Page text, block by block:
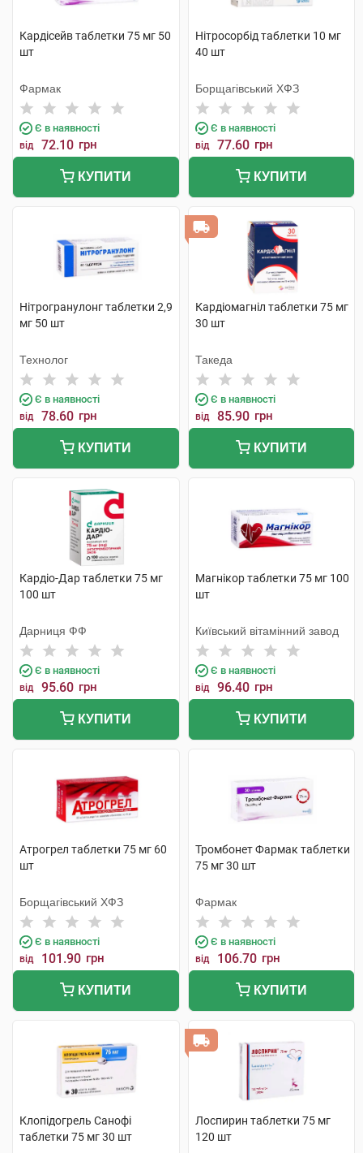
Кардісейв таблетки 75 мг 50
шт
Фармак
Є в наявності
від 72.10 грн
КУПИТИ
Нітросорбід таблетки 10 мг
40 шт
Борщагівський ХФЗ
Є в наявності
від 77.60 грн
КУПИТИ
Нітрогранулонг таблетки 2,9
мг 50 шт
Технолог
Є в наявності
від 78.60 грн
КУПИТИ
Кардіомагніл таблетки 75 мг
30 шт
Такеда
Є в наявності
від 85.90 грн
КУПИТИ
Кардіо-Дар таблетки 75 мг
100 шт
Дарниця ФФ
Є в наявності
від 95.60 грн
КУПИТИ
Магнікор таблетки 75 мг 100
шт
Київський вітамінний завод
Є в наявності
від 96.40 грн
КУПИТИ
Атрогрел таблетки 75 мг 60
шт
Борщагівський ХФЗ
Є в наявності
від 101.90 грн
КУПИТИ
Тромбонет Фармак таблетки
75 мг 30 шт
Фармак
Є в наявності
від 106.70 грн
КУПИТИ
Клопідогрель Санофі
таблетки 75 мг 30 шт
Лоспирин таблетки 75 мг
120 шт